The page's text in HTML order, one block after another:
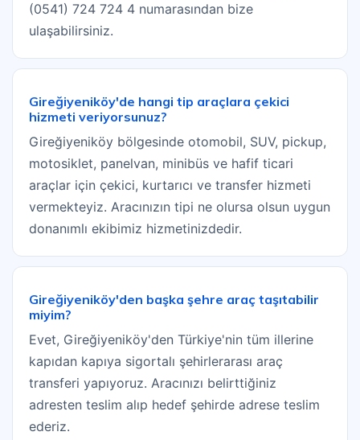
(0541) 724 724 4 numarasından bize
ulaşabilirsiniz.
Gireğiyeniköy'de hangi tip araçlara çekici
hizmeti veriyorsunuz?
Gireğiyeniköy bölgesinde otomobil, SUV, pickup,
motosiklet, panelvan, minibüs ve hafif ticari
araçlar için çekici, kurtarıcı ve transfer hizmeti
vermekteyiz. Aracınızın tipi ne olursa olsun uygun
donanımlı ekibimiz hizmetinizdedir.
Gireğiyeniköy'den başka şehre araç taşıtabilir
miyim?
Evet, Gireğiyeniköy'den Türkiye'nin tüm illerine
kapıdan kapıya sigortalı şehirlerarası araç
transferi yapıyoruz. Aracınızı belirttiğiniz
adresten teslim alıp hedef şehirde adrese teslim
ederiz.